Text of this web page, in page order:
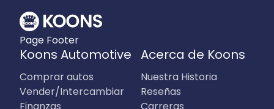
Todo financiamiento está sujeto a crédito aprobado.
Qué está incluido
Todos los precios incluyen los descuentos y estímulos aplicables.
Pueden aplicar descuentos y estímulos adicionales para aquellos
que califiquen. Cualquier incentivo o precio puede depender de los
pueden variar o expirar.
Qué no está incluido
Los precios no incluyen impuestos, etiquetas, título, registro, tarifa
de archivo electrónico y tarifa de procesamiento de $995 en
Page Footer
Koons Automotive
Comprar autos
Vender/Intercambiar
Acerca de Koons
Nuestra Historia
Reseñas